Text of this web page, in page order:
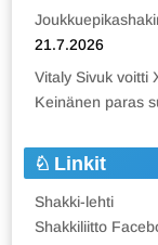
21.7.2026
Vitaly Sivuk voitti
Keinänen paras
Linkit
Shakki-lehti
Shakkiliitto